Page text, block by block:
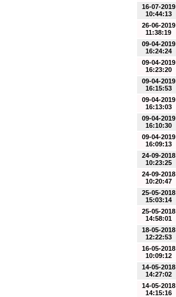
16-07-2019
10:44:13
26-06-2019
11:38:19
09-04-2019
16:24:24
09-04-2019
16:23:20
09-04-2019
16:15:53
09-04-2019
16:13:03
09-04-2019
16:10:30
09-04-2019
16:09:13
24-09-2018
10:23:25
24-09-2018
10:20:47
25-05-2018
15:03:14
25-05-2018
14:58:01
18-05-2018
12:22:53
16-05-2018
10:09:12
14-05-2018
14:27:02
14-05-2018
14:15:16